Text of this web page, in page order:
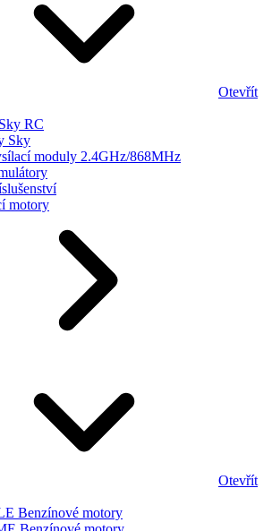
Otevřít
RC
Sky
moduly 2.4GHz/868MHz
motory
Otevřít
Benzínové motory